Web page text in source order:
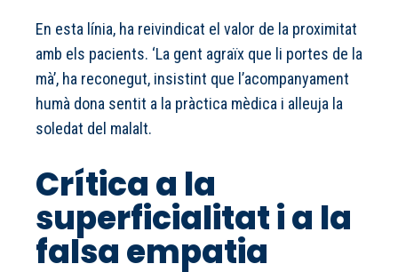
En esta línia, ha reivindicat el valor de la proximitat
amb els pacients. ‘La gent agraïx que li portes de la
mà’, ha reconegut, insistint que l’acompanyament
humà dona sentit a la pràctica mèdica i alleuja la
soledat del malalt.
Crítica a la
superficialitat i a la
falsa empatia